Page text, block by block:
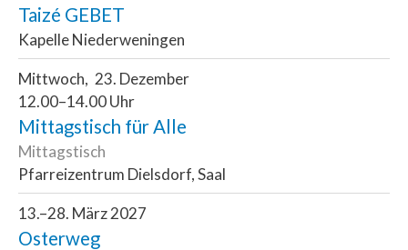
Taizé GEBET
Kapelle Niederweningen
Mittwoch 23 Dezember
12.00–14.00 Uhr
Mittagstisch für Alle
Mittagstisch
Pfarreizentrum Dielsdorf, Saal
13.–28. März 2027
Osterweg